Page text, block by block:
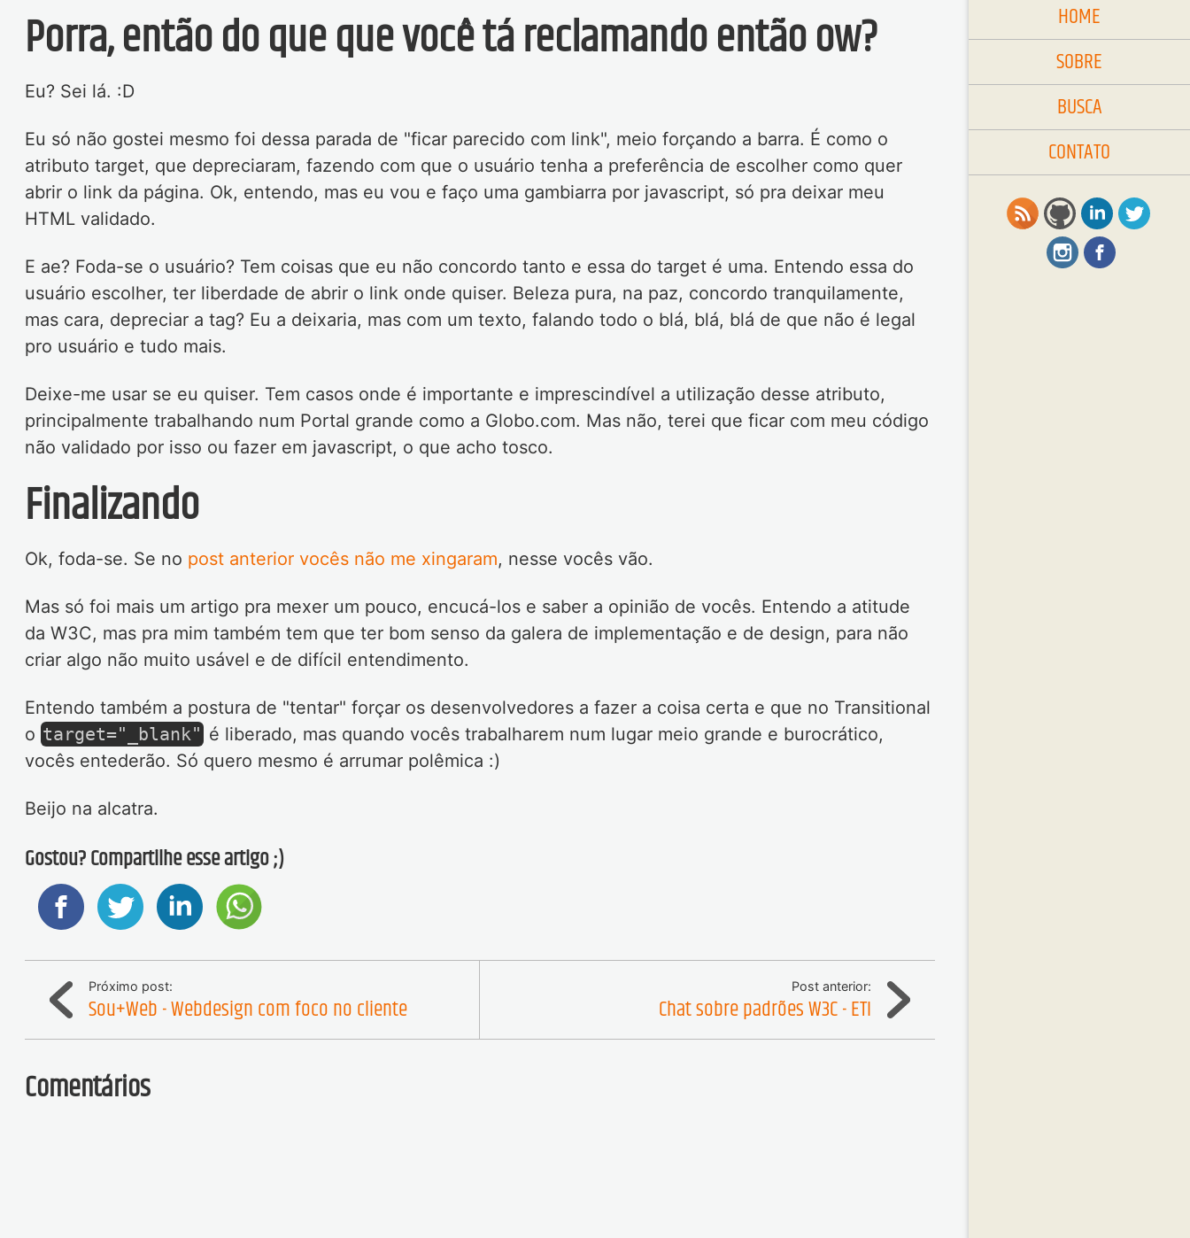
Porra, então do que que você tá reclamando então ow?
Eu? Sei lá. :D
Eu só não gostei mesmo foi dessa parada de "ficar parecido com link", meio forçando a barra. É como o
atributo target, que depreciaram, fazendo com que o usuário tenha a preferência de escolher como quer
abrir o link da página. Ok, entendo, mas eu vou e faço uma gambiarra por javascript, só pra deixar meu
HTML validado.
E ae? Foda-se o usuário? Tem coisas que eu não concordo tanto e essa do target é uma. Entendo essa do
usuário escolher, ter liberdade de abrir o link onde quiser. Beleza pura, na paz, concordo tranquilamente,
mas cara, depreciar a tag? Eu a deixaria, mas com um texto, falando todo o blá, blá, blá de que não é legal
pro usuário e tudo mais.
Deixe-me usar se eu quiser. Tem casos onde é importante e imprescindível a utilização desse atributo,
principalmente trabalhando num Portal grande como a Globo.com. Mas não, terei que ficar com meu código
não validado por isso ou fazer em javascript, o que acho tosco.
Finalizando
Ok, foda-se. Se no post anterior vocês não me xingaram, nesse vocês vão.
Mas só foi mais um artigo pra mexer um pouco, encucá-los e saber a opinião de vocês. Entendo a atitude
da W3C, mas pra mim também tem que ter bom senso da galera de implementação e de design, para não
criar algo não muito usável e de difícil entendimento.
Entendo também a postura de "tentar" forçar os desenvolvedores a fazer a coisa certa e que no Transitional
o target="_blank" é liberado, mas quando vocês trabalharem num lugar meio grande e burocrático,
vocês entederão. Só quero mesmo é arrumar polêmica :)
Beijo na alcatra.
Gostou? Compartilhe esse artigo ;)
Próximo post:
Sou+Web - Webdesign com foco no cliente
Post anterior:
Chat sobre padrões W3C - ETI
Comentários
HOME
SOBRE
BUSCA
CONTATO